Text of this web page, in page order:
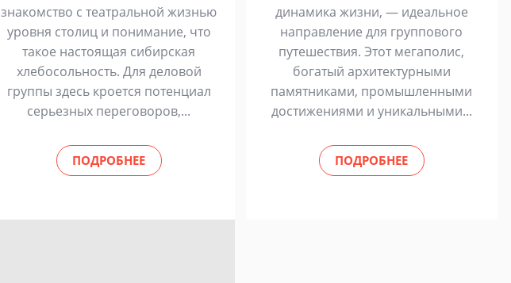
знакомство с театральной жизнью
уровня столиц и понимание, что
такое настоящая сибирская
хлебосольность. Для деловой
группы здесь кроется потенциал
серьезных переговоров,...
ПОДРОБНЕЕ
динамика жизни, — идеальное
направление для группового
путешествия. Этот мегаполис,
богатый архитектурными
памятниками, промышленными
достижениями и уникальными...
ПОДРОБНЕЕ